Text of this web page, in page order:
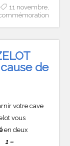
11 novembre,
de
votre cave
vous
en deux
1 –